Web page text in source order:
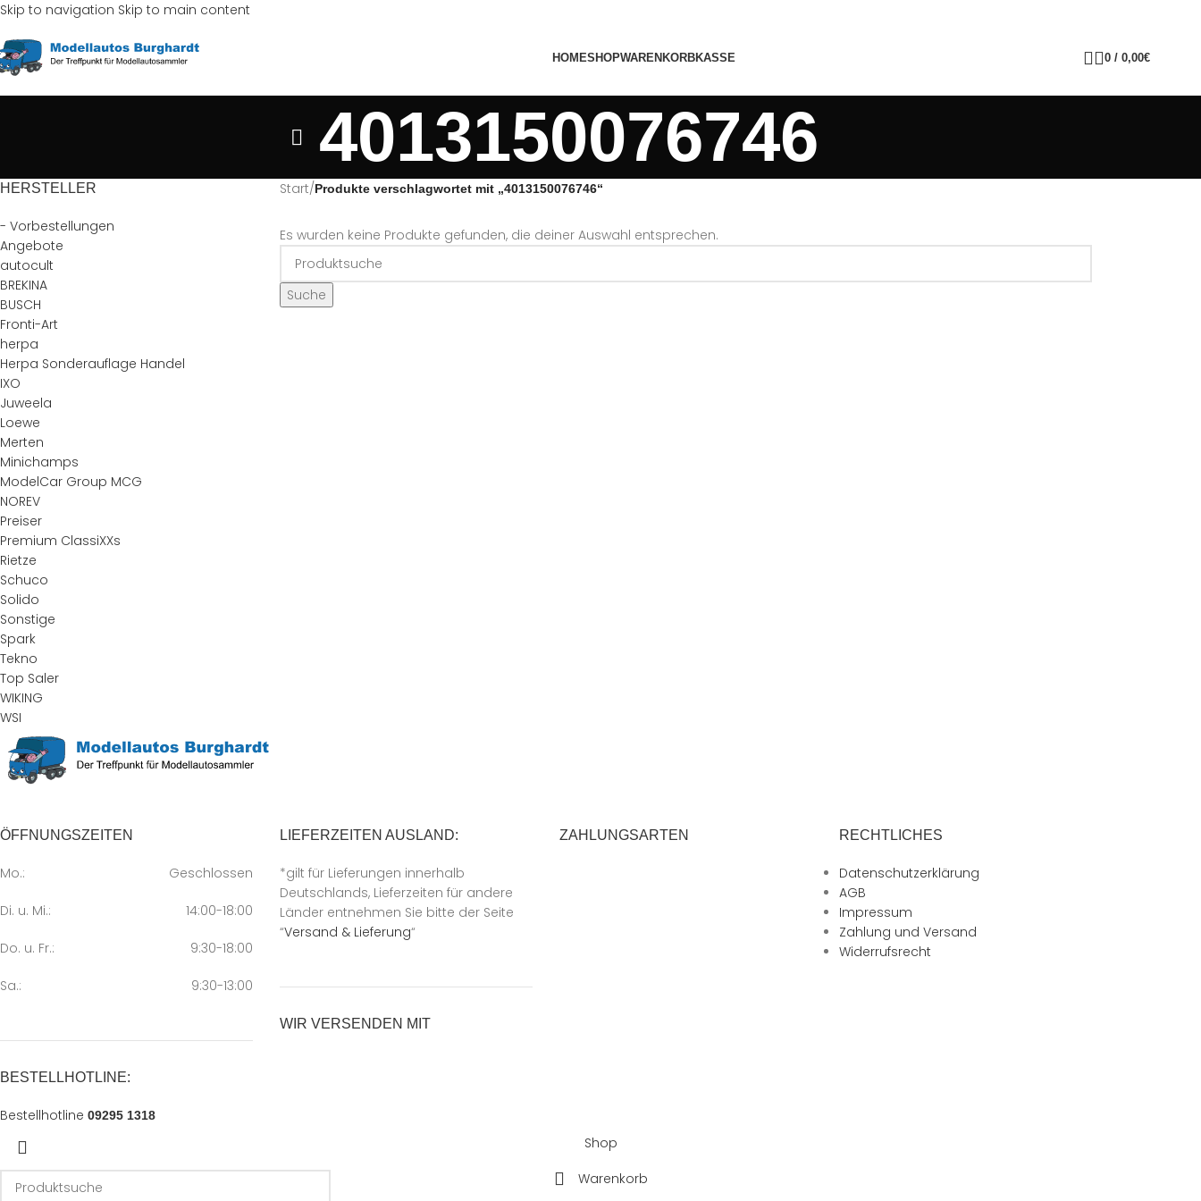
Skip to navigation Skip to main content
HOMESHOPWARENKORBKASSE 0 / 0,00€
4013150076746
HERSTELLER
- Vorbestellungen
Angebote
autocult
BREKINA
BUSCH
Fronti-Art
herpa
Herpa Sonderauflage Handel
IXO
Juweela
Loewe
Merten
Minichamps
ModelCar Group MCG
NOREV
Preiser
Premium ClassiXXs
Rietze
Schuco
Solido
Sonstige
Spark
Tekno
Top Saler
WIKING
WSI
Start/Produkte verschlagwortet mit „4013150076746“
Es wurden keine Produkte gefunden, die deiner Auswahl entsprechen.
Suche
ÖFFNUNGSZEITEN
Mo.: Geschlossen
Di. u. Mi.: 14:00-18:00
Do. u. Fr.: 9:30-18:00
Sa.: 9:30-13:00
BESTELLHOTLINE:
Bestellhotline 09295 1318
LIEFERZEITEN AUSLAND:
*gilt für Lieferungen innerhalb
Deutschlands, Lieferzeiten für andere
Länder entnehmen Sie bitte der Seite
“Versand & Lieferung“
WIR VERSENDEN MIT
ZAHLUNGSARTEN RECHTLICHES
Datenschutzerklärung
AGB
Impressum
Zahlung und Versand
Widerrufsrecht
Shop
Warenkorb